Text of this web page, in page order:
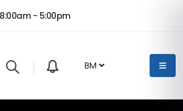
- 5:00pm
BM